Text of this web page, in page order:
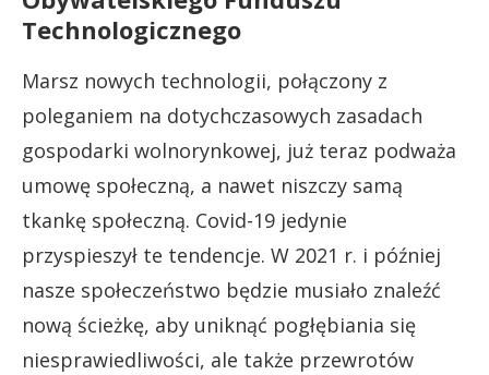
Technologicznego
Marsz nowych technologii, połączony z
poleganiem na dotychczasowych zasadach
gospodarki wolnorynkowej, już teraz podważa
umowę społeczną, a nawet niszczy samą
tkankę społeczną. Covid-19 jedynie
przyspieszył te tendencje. W 2021 r. i później
nasze społeczeństwo będzie musiało znaleźć
nową ścieżkę, aby uniknąć pogłębiania się
niesprawiedliwości, ale także przewrotów